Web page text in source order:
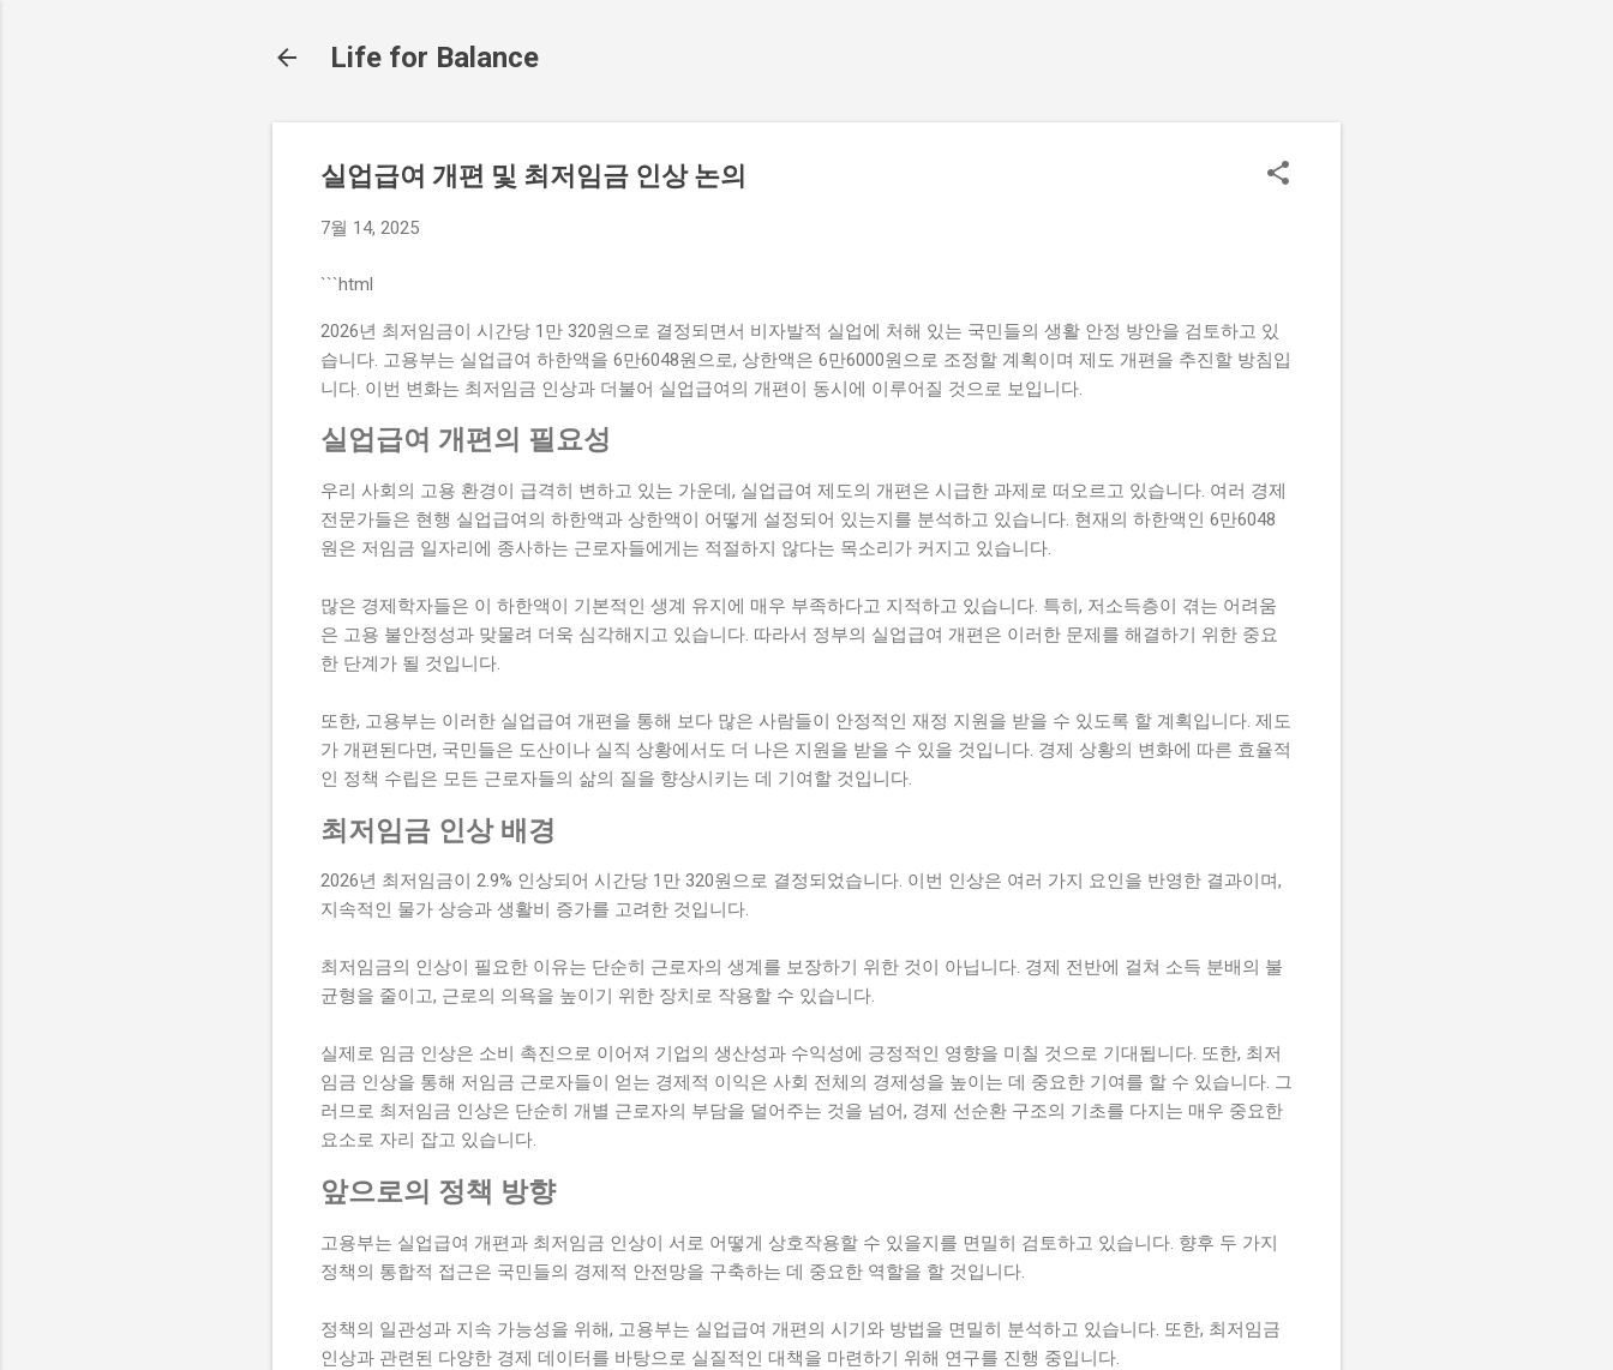
Life for Balance
실업급여 개편 및 최저임금 인상 논의
7월 14, 2025
```html
2026년 최저임금이 시간당 1만 320원으로 결정되면서 비자발적 실업에 처해 있는 국민들의 생활 안정 방안을 검토하고 있
습니다. 고용부는 실업급여 하한액을 6만6048원으로, 상한액은 6만6000원으로 조정할 계획이며 제도 개편을 추진할 방침입
니다. 이번 변화는 최저임금 인상과 더불어 실업급여의 개편이 동시에 이루어질 것으로 보입니다.
실업급여 개편의 필요성
우리 사회의 고용 환경이 급격히 변하고 있는 가운데, 실업급여 제도의 개편은 시급한 과제로 떠오르고 있습니다. 여러 경제
전문가들은 현행 실업급여의 하한액과 상한액이 어떻게 설정되어 있는지를 분석하고 있습니다. 현재의 하한액인 6만6048
원은 저임금 일자리에 종사하는 근로자들에게는 적절하지 않다는 목소리가 커지고 있습니다.
많은 경제학자들은 이 하한액이 기본적인 생계 유지에 매우 부족하다고 지적하고 있습니다. 특히, 저소득층이 겪는 어려움
은 고용 불안정성과 맞물려 더욱 심각해지고 있습니다. 따라서 정부의 실업급여 개편은 이러한 문제를 해결하기 위한 중요
한 단계가 될 것입니다.
또한, 고용부는 이러한 실업급여 개편을 통해 보다 많은 사람들이 안정적인 재정 지원을 받을 수 있도록 할 계획입니다. 제도
가 개편된다면, 국민들은 도산이나 실직 상황에서도 더 나은 지원을 받을 수 있을 것입니다. 경제 상황의 변화에 따른 효율적
인 정책 수립은 모든 근로자들의 삶의 질을 향상시키는 데 기여할 것입니다.
최저임금 인상 배경
2026년 최저임금이 2.9% 인상되어 시간당 1만 320원으로 결정되었습니다. 이번 인상은 여러 가지 요인을 반영한 결과이며,
지속적인 물가 상승과 생활비 증가를 고려한 것입니다.
최저임금의 인상이 필요한 이유는 단순히 근로자의 생계를 보장하기 위한 것이 아닙니다. 경제 전반에 걸쳐 소득 분배의 불
균형을 줄이고, 근로의 의욕을 높이기 위한 장치로 작용할 수 있습니다.
실제로 임금 인상은 소비 촉진으로 이어져 기업의 생산성과 수익성에 긍정적인 영향을 미칠 것으로 기대됩니다. 또한, 최저
임금 인상을 통해 저임금 근로자들이 얻는 경제적 이익은 사회 전체의 경제성을 높이는 데 중요한 기여를 할 수 있습니다. 그
러므로 최저임금 인상은 단순히 개별 근로자의 부담을 덜어주는 것을 넘어, 경제 선순환 구조의 기초를 다지는 매우 중요한
요소로 자리 잡고 있습니다.
앞으로의 정책 방향
고용부는 실업급여 개편과 최저임금 인상이 서로 어떻게 상호작용할 수 있을지를 면밀히 검토하고 있습니다. 향후 두 가지
정책의 통합적 접근은 국민들의 경제적 안전망을 구축하는 데 중요한 역할을 할 것입니다.
정책의 일관성과 지속 가능성을 위해, 고용부는 실업급여 개편의 시기와 방법을 면밀히 분석하고 있습니다. 또한, 최저임금
인상과 관련된 다양한 경제 데이터를 바탕으로 실질적인 대책을 마련하기 위해 연구를 진행 중입니다.